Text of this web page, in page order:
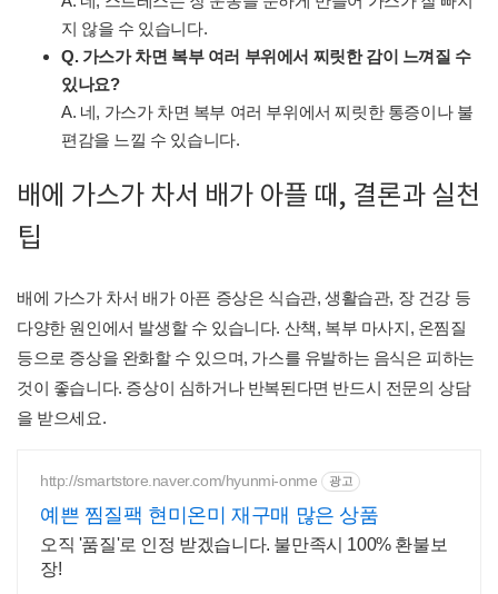
지 않을 수 있습니다.
Q. 가스가 차면 복부 여러 부위에서 찌릿한 감이 느껴질 수
있나요?
A. 네, 가스가 차면 복부 여러 부위에서 찌릿한 통증이나 불
편감을 느낄 수 있습니다.
배에 가스가 차서 배가 아플 때, 결론과 실천
팁
배에 가스가 차서 배가 아픈 증상은 식습관, 생활습관, 장 건강 등
다양한 원인에서 발생할 수 있습니다. 산책, 복부 마사지, 온찜질
등으로 증상을 완화할 수 있으며, 가스를 유발하는 음식은 피하는
것이 좋습니다. 증상이 심하거나 반복된다면 반드시 전문의 상담
을 받으세요.
http://smartstore.naver.com/hyunmi-onme 광고
예쁜 찜질팩 현미온미 재구매 많은 상품
오직 '품질'로 인정 받겠습니다. 불만족시 100% 환불보
장!